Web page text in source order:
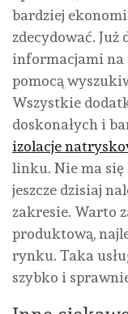
bardziej
zdecydować. Już
informacjami na
pomocą
Wszystkie
doskonałych i
izolacje
linku. Nie ma się
jeszcze dzisiaj
zakresie. Warto
produktową,
rynku. Taka
szybko i